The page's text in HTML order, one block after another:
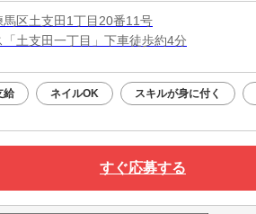
馬区土支田1丁目20番11号
「土支田一丁目」下車徒歩約4分
給 ネイルOK スキルが身に付く
すぐ応募する